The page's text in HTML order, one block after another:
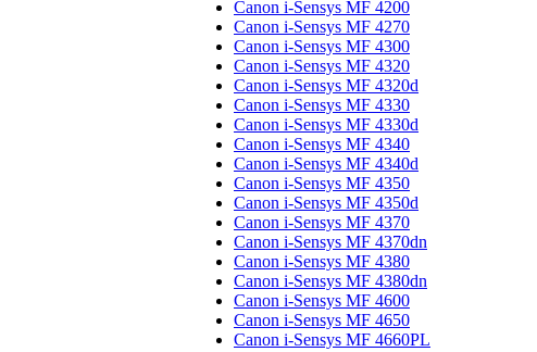
Canon i-Sensys MF 4200
Canon i-Sensys MF 4270
Canon i-Sensys MF 4300
Canon i-Sensys MF 4320
Canon i-Sensys MF 4320d
Canon i-Sensys MF 4330
Canon i-Sensys MF 4330d
Canon i-Sensys MF 4340
Canon i-Sensys MF 4340d
Canon i-Sensys MF 4350
Canon i-Sensys MF 4350d
Canon i-Sensys MF 4370
Canon i-Sensys MF 4370dn
Canon i-Sensys MF 4380
Canon i-Sensys MF 4380dn
Canon i-Sensys MF 4600
Canon i-Sensys MF 4650
Canon i-Sensys MF 4660PL